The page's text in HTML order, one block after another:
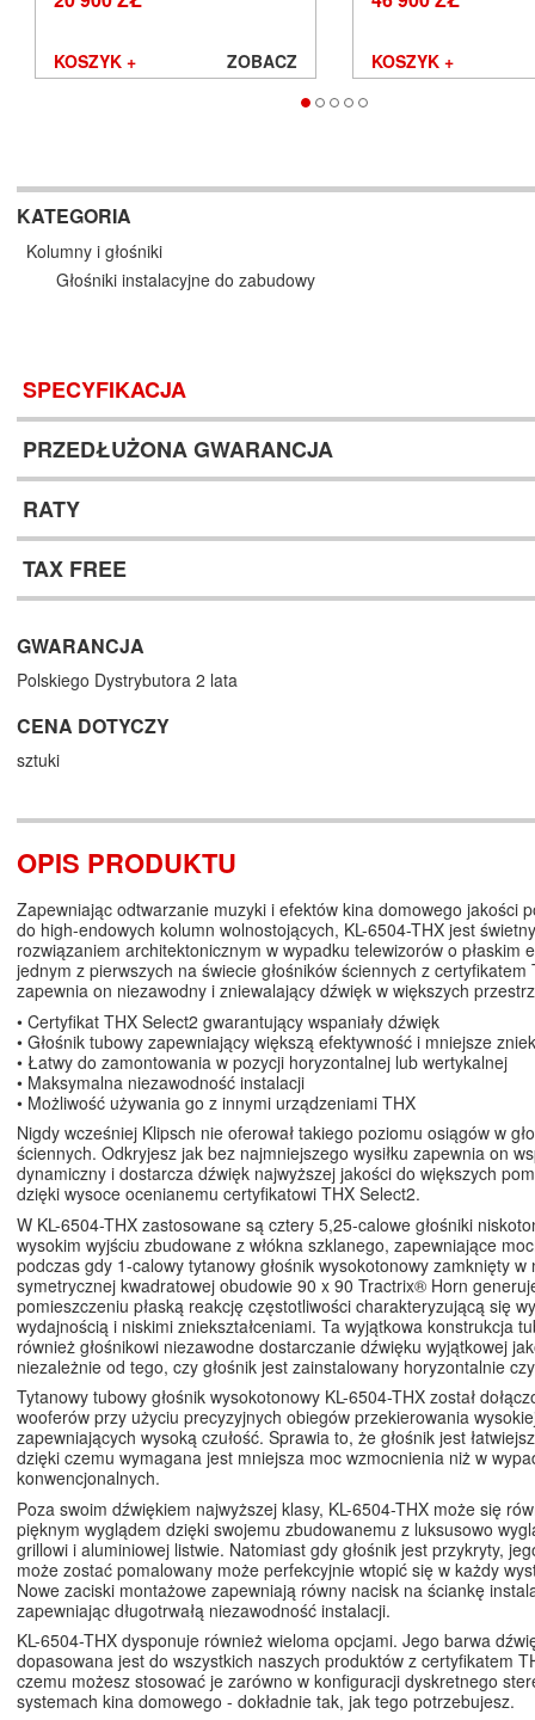
KOSZYK + ZOBACZ KOSZYK +
KATEGORIA
Kolumny i głośniki
Głośniki instalacyjne do zabudowy
SPECYFIKACJA
PRZEDŁUŻONA GWARANCJA
RATY
TAX FREE
GWARANCJA
Polskiego Dystrybutora 2 lata
CENA DOTYCZY
sztuki
OPIS PRODUKTU
Zapewniając odtwarzanie muzyki i efektów kina domowego jakości
do high-endowych kolumn wolnostojących, KL-6504-THX jest
rozwiązaniem architektonicznym w wypadku telewizorów o płaskim
jednym z pierwszych na świecie głośników ściennych z
zapewnia on niezawodny i zniewalający dźwięk w większych
• Certyfikat THX Select2 gwarantujący wspaniały dźwięk
• Głośnik tubowy zapewniający większą efektywność i mniejsze
• Łatwy do zamontowania w pozycji horyzontalnej lub wertykalnej
• Maksymalna niezawodność instalacji
• Możliwość używania go z innymi urządzeniami THX
Nigdy wcześniej Klipsch nie oferował takiego poziomu osiągów w
ściennych. Odkryjesz jak bez najmniejszego wysiłku zapewnia on
dynamiczny i dostarcza dźwięk najwyższej jakości do większych
dzięki wysoce ocenianemu certyfikatowi THX Select2.
W KL-6504-THX zastosowane są cztery 5,25-calowe głośniki
wysokim wyjściu zbudowane z włókna szklanego, zapewniające
podczas gdy 1-calowy tytanowy głośnik wysokotonowy zamknięty w
symetrycznej kwadratowej obudowie 90 x 90 Tractrix® Horn
pomieszczeniu płaską reakcję częstotliwości charakteryzującą się
wydajnością i niskimi zniekształceniami. Ta wyjątkowa konstrukcja
również głośnikowi niezawodne dostarczanie dźwięku wyjątkowej
niezależnie od tego, czy głośnik jest zainstalowany horyzontalnie
Tytanowy tubowy głośnik wysokotonowy KL-6504-THX został
wooferów przy użyciu precyzyjnych obiegów przekierowania
zapewniających wysoką czułość. Sprawia to, że głośnik jest
dzięki czemu wymagana jest mniejsza moc wzmocnienia niż w
konwencjonalnych.
Poza swoim dźwiękiem najwyższej klasy, KL-6504-THX może się
pięknym wyglądem dzięki swojemu zbudowanemu z luksusowo
grillowi i aluminiowej listwie. Natomiast gdy głośnik jest przykryty,
może zostać pomalowany może perfekcyjnie wtopić się w każdy
Nowe zaciski montażowe zapewniają równy nacisk na ściankę
zapewniając długotrwałą niezawodność instalacji.
KL-6504-THX dysponuje również wieloma opcjami. Jego barwa
dopasowana jest do wszystkich naszych produktów z certyfikatem
czemu możesz stosować je zarówno w konfiguracji dyskretnego
systemach kina domowego - dokładnie tak, jak tego potrzebujesz.